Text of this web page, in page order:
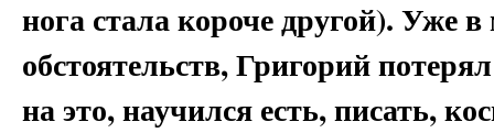
нога стала короче другой). Уже
обстоятельств, Григорий
на это, научился есть, писать,